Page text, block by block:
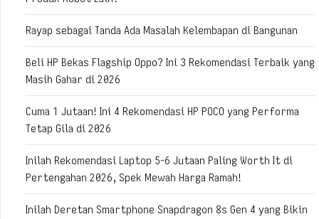
Rayap sebagai Tanda Ada Masalah Kelembapan di Bangunan
Beli HP Bekas Flagship Oppo? Ini 3 Rekomendasi Terbaik yang
Masih Gahar di 2026
Cuma 1 Jutaan! Ini 4 Rekomendasi HP POCO yang Performa
Tetap Gila di 2026
Inilah Rekomendasi Laptop 5-6 Jutaan Paling Worth It di
Pertengahan 2026, Spek Mewah Harga Ramah!
Inilah Deretan Smartphone Snapdragon 8s Gen 4 yang Bikin